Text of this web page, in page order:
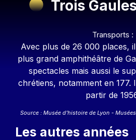
Trois
Transports :
Avec plus de 26 000 places,
plus grand amphithéâtre de
spectacles mais aussi le
chrétiens, notamment en
partir de
Source : Musée d'histoire de Lyon -
Les autres années